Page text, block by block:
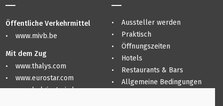
Öffentliche Verkehrmittel
www.mivb.be
Mit dem Zug
www.thalys.com
www.eurostar.com
www.belgiantrain.be
Aussteller werden
Praktisch
Öffnungszeiten
Hotels
Restaurants & Bars
Allgemeine Bedingungen